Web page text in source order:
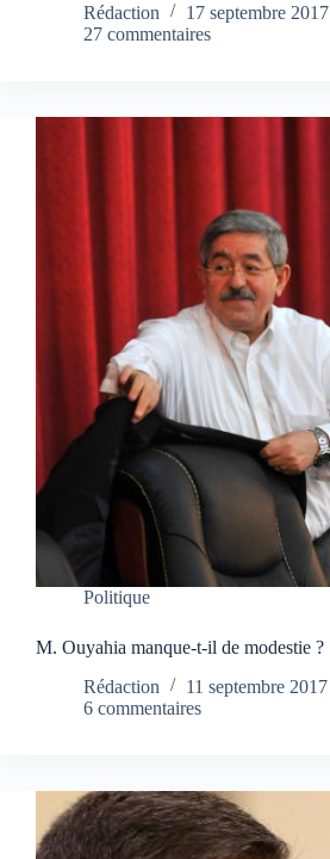
Rédaction
17 septembre 2017
27 commentaires
Politique
M. Ouyahia manque-t-il de modestie ?
Rédaction
11 septembre 2017
6 commentaires